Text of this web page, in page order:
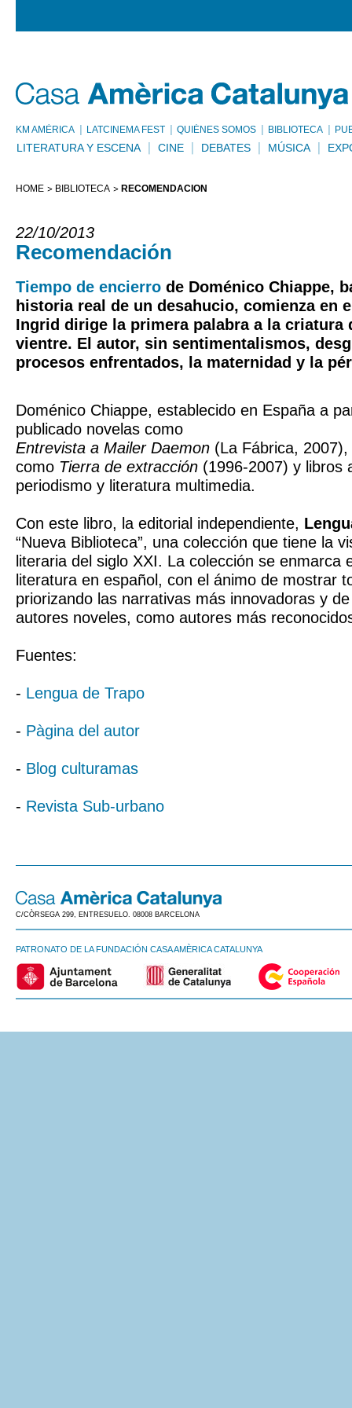
KM AMÈRICA LATCINEMA FEST QUIÉNES SOMOS BIBLIOTECA
LITERATURA Y ESCENA CINE DEBATES MÚSICA
HOME BIBLIOTECA RECOMENDACIÓN
22/10/2013
Recomendación
Tiempo de encierro de Doménico Chiappe,
historia real de un desahucio, comienza en
Ingrid dirige la primera palabra a la criatura
vientre. El autor, sin sentimentalismos,
procesos enfrentados, la maternidad y la
Doménico Chiappe, establecido en España a
publicado novelas como
Entrevista a Mailer Daemon (La Fábrica,
como Tierra de extracción (1996-2007) y libros
periodismo y literatura multimedia.
Con este libro, la editorial independiente,
“Nueva Biblioteca”, una colección que tiene la
literaria del siglo XXI. La colección se enmarca
literatura en español, con el ánimo de mostrar
priorizando las narrativas más innovadoras y
autores noveles, como autores más
Fuentes:
- Lengua de Trapo
- Pàgina del autor
- Blog culturamas
- Revista Sub-urbano
C/CÒRSEGA 299, ENTRESUELO. 08008 BARCELONA
PATRONATO DE LA FUNDACIÓN CASA AMÈRICA CATALUNYA